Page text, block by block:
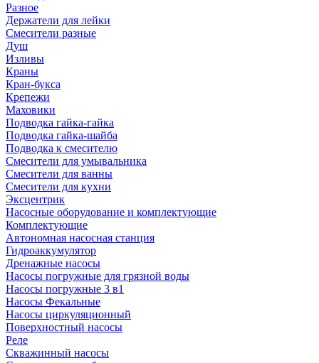
Разное
Держатели для лейки
Смесители разные
Душ
Изливы
Краны
Кран-букса
Крепежи
Маховики
Подводка гайка-гайка
Подводка гайка-шайба
Подводка к смесителю
Смесители для умывальника
Смесители для ванны
Смесители для кухни
Эксцентрик
Насосные оборудование и комплектующие
Комплектующие
Автономная насосная станция
Гидроаккумулятор
Дренажные насосы
Насосы погружные для грязной воды
Насосы погружные 3 в1
Насосы Фекальные
Насосы циркуляционный
Поверхностный насосы
Реле
Скважинный насосы